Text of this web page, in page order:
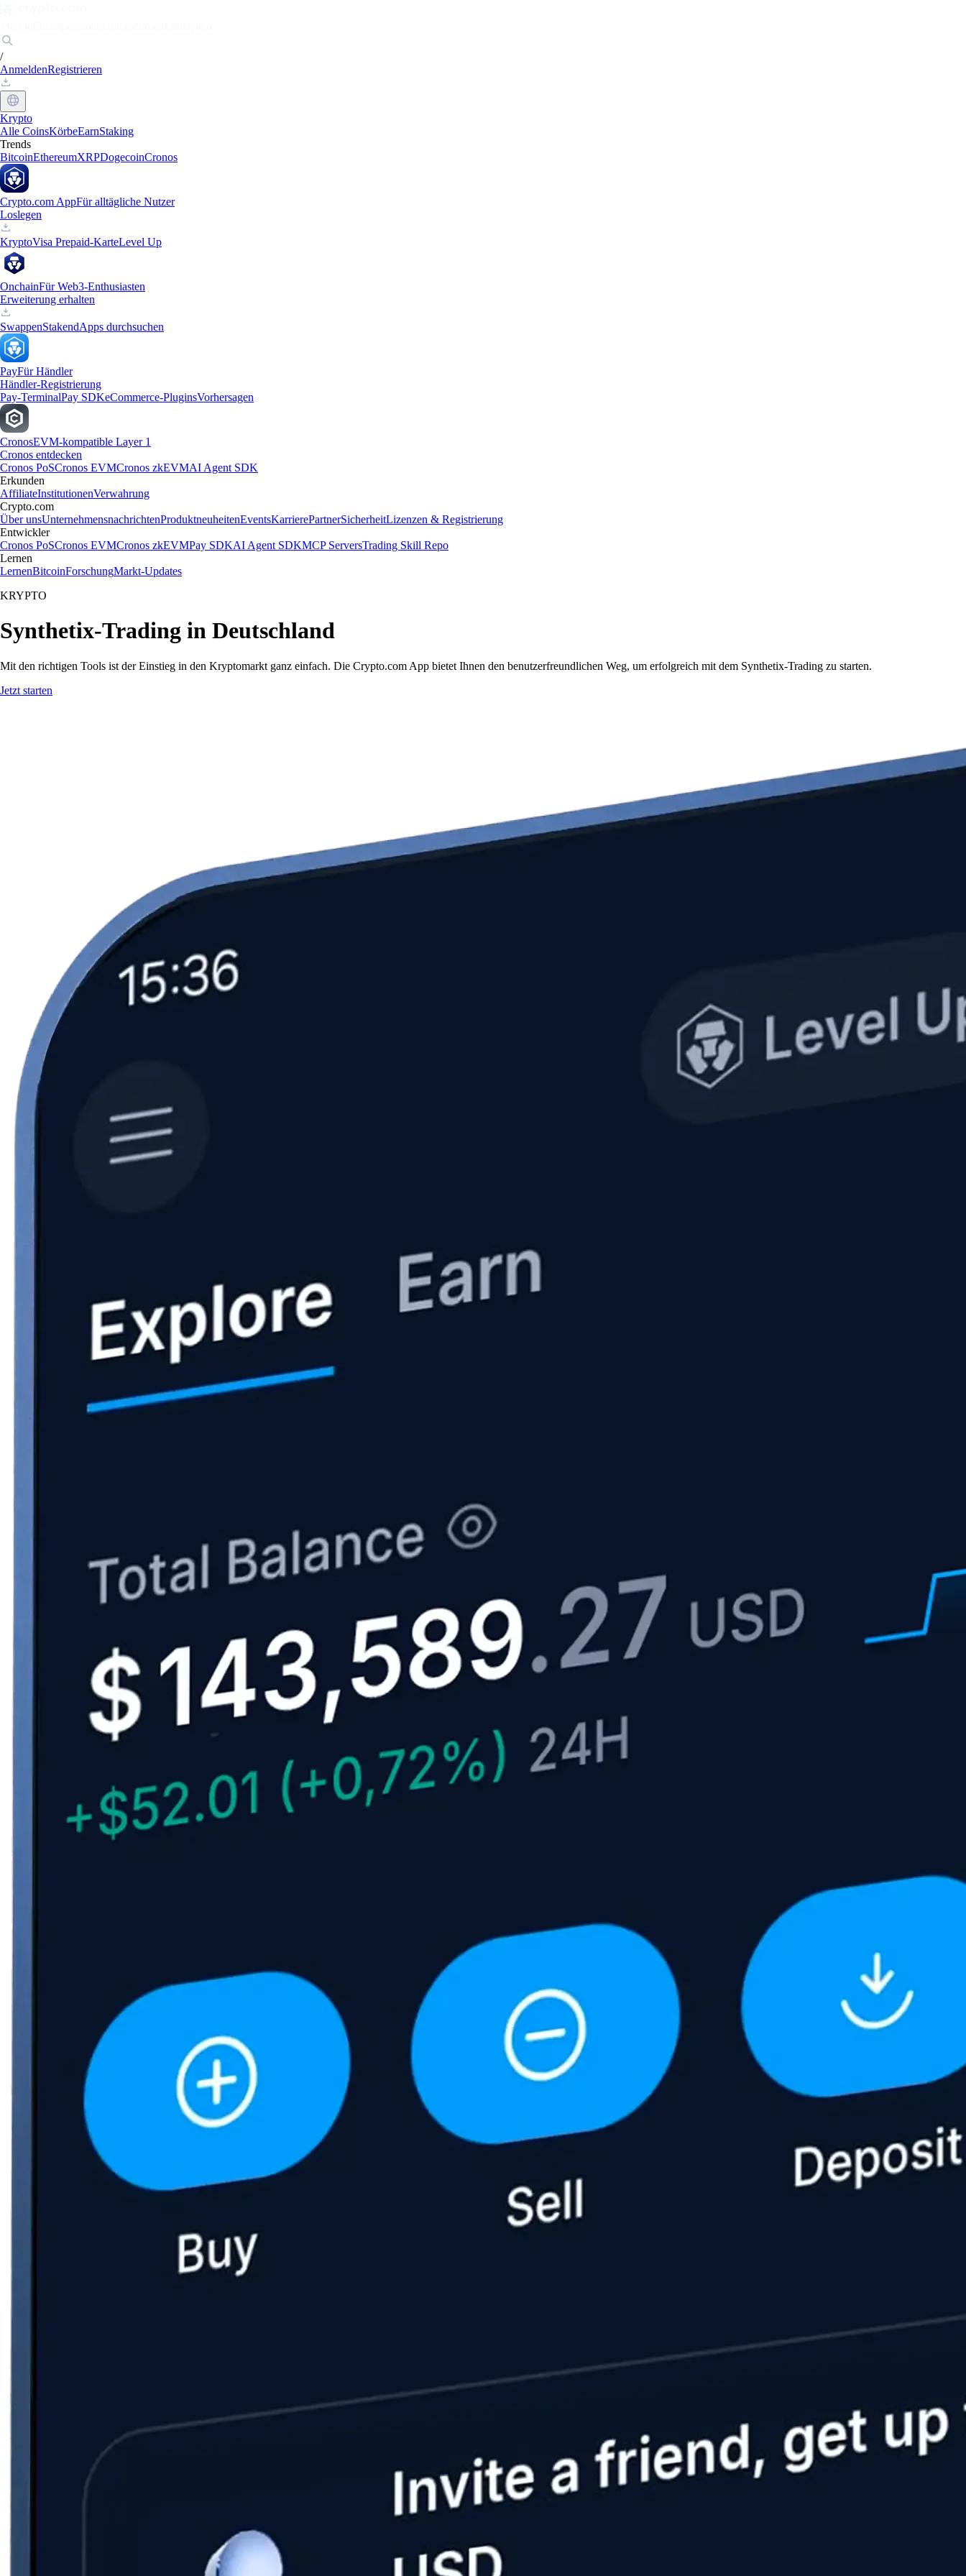
/
AnmeldenRegistrieren
Krypto
Alle CoinsKörbeEarnStaking
Trends
BitcoinEthereumXRPDogecoinCronos
Crypto.com AppFür alltägliche Nutzer
Loslegen
KryptoVisa Prepaid-KarteLevel Up
OnchainFür Web3-Enthusiasten
Erweiterung erhalten
SwappenStakendApps durchsuchen
PayFür Händler
Händler-Registrierung
Pay-TerminalPay SDKeCommerce-PluginsVorhersagen
CronosEVM-kompatible Layer 1
Cronos entdecken
Cronos PoSCronos EVMCronos zkEVMAI Agent SDK
Erkunden
AffiliateInstitutionenVerwahrung
Crypto.com
Über unsUnternehmensnachrichtenProduktneuheitenEventsKarrierePartnerSicherheitLizenzen & Registrierung
Entwickler
Cronos PoSCronos EVMCronos zkEVMPay SDKAI Agent SDKMCP ServersTrading Skill Repo
Lernen
LernenBitcoinForschungMarkt-Updates
KRYPTO
Synthetix-Trading in Deutschland
Mit den richtigen Tools ist der Einstieg in den Kryptomarkt ganz einfach. Die Crypto.com App bietet Ihnen den benutzerfreundlichen Weg, um erfolgreich mit dem Synthetix-Trading zu starten.
Jetzt starten